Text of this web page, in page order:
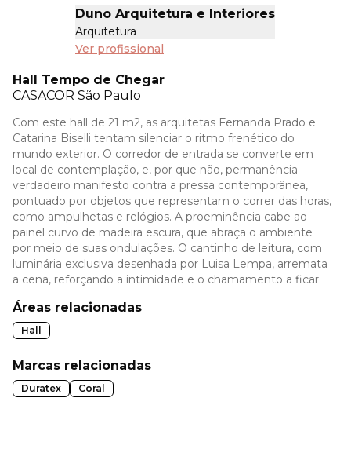
Duno Arquitetura e Interiores
Arquitetura
Ver profissional
Hall Tempo de Chegar
CASACOR São Paulo
Com este hall de 21 m2, as arquitetas Fernanda Prado e
Catarina Biselli tentam silenciar o ritmo frenético do
mundo exterior. O corredor de entrada se converte em
local de contemplação, e, por que não, permanência –
verdadeiro manifesto contra a pressa contemporânea,
pontuado por objetos que representam o correr das horas,
como ampulhetas e relógios. A proeminência cabe ao
painel curvo de madeira escura, que abraça o ambiente
por meio de suas ondulações. O cantinho de leitura, com
luminária exclusiva desenhada por Luisa Lempa, arremata
a cena, reforçando a intimidade e o chamamento a ficar.
Áreas relacionadas
Hall
Marcas relacionadas
Duratex Coral